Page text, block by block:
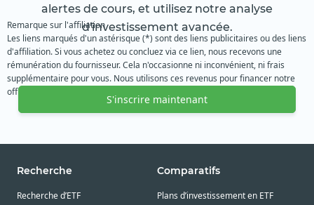
alertes de cours, et utilisez notre analyse
d'investissement avancée.
S'inscrire maintenant
Remarque sur l'affiliation
Les liens marqués d'un astérisque (*) sont des liens publicitaires ou des liens
d'affiliation. Si vous achetez ou concluez via ce lien, nous recevons une
rémunération du fournisseur. Cela n'occasionne ni inconvénient, ni frais
supplémentaire pour vous. Nous utilisons ces revenus pour financer notre
offre gratuite. Nous vous remercions de votre soutien.
Recherche
Recherche d’ETF
Comparatifs
Plans d’investissement en ETF